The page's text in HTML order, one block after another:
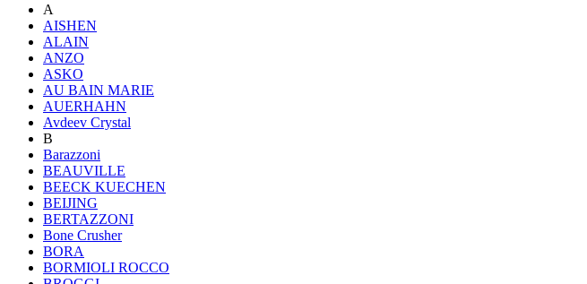
A
AISHEN
ALAIN
ANZO
ASKO
AU BAIN MARIE
AUERHAHN
Avdeev Crystal
B
Barazzoni
BEAUVILLE
BEECK KUECHEN
BEIJING
BERTAZZONI
Bone Crusher
BORA
BORMIOLI ROCCO